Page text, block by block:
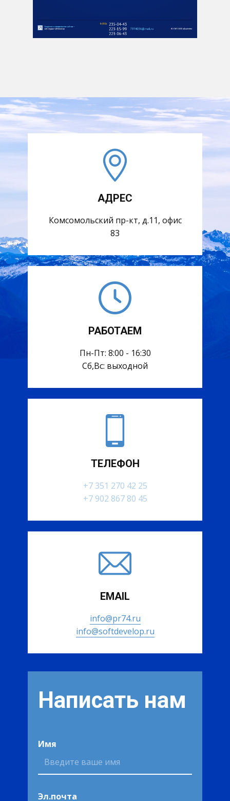
АДРЕС
Комсомольский пр-кт, д.11, офис
83
РАБОТАЕМ
Пн-Пт: 8:00 - 16:30
Сб,Вс: выходной
ТЕЛЕФОН
+7 351 270 42 25
+7 902 867 80 45
EMAIL
info@pr74.ru
info@softdevelop.ru
Написать нам
Имя
Эл.почта